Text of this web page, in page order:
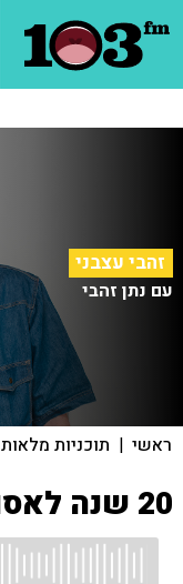
זהבי עצבני
עם נתן זהבי
ראשי | תוכניות מלאות
20 שנה לאסון המסוקים